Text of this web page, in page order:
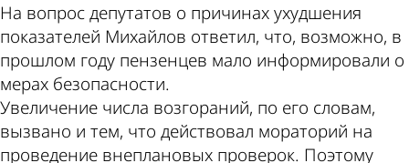
На вопрос депутатов о причинах ухудшения
показателей Михайлов ответил, что, возможно, в
прошлом году пензенцев мало информировали о
мерах безопасности.
Увеличение числа возгораний, по его словам,
вызвано и тем, что действовал мораторий на
проведение внеплановых проверок. Поэтому